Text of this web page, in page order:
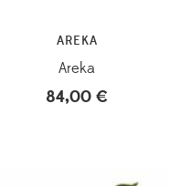
AREKA
Areka
84,00 €